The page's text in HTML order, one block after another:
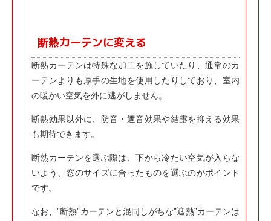
断熱カーテンに変える
断熱カーテンは特殊な加工を施していたり、通常のカ
ーテンよりも厚手の生地を使用したりしており、室内
の暖かい空気を外に逃がしません。
断熱効果以外に、防音・遮音効果や結露を抑える効果
も期待できます。
断熱カーテンを選ぶ際は、下から冷たい空気が入らな
いよう、窓のサイズに合ったものを選ぶのがポイント
です。
なお、”断熱”カーテンと混同しがちな”遮熱”カーテンは